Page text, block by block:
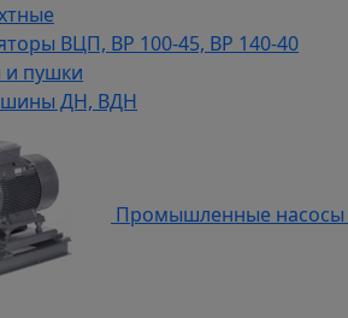
ВЦП, ВР 100-45, ВР 140-40
и пушки
ДН, ВДН
Промышленные насосы